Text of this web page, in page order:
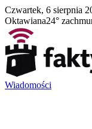
Czwartek, 6 sierpnia
Oktawiana24°
Wiadomości